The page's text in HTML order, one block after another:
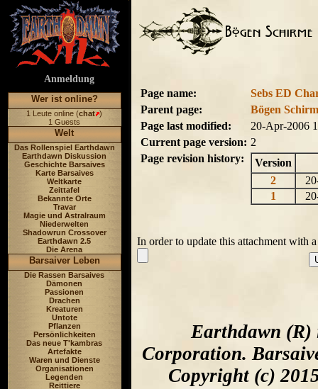
Anmeldung
Wer ist online?
1 Leute online (chat )
1 Guests
Welt
Das Rollenspiel Earthdawn
Earthdawn Diskussion
Geschichte Barsaives
Karte Barsaives
Weltkarte
Zeittafel
Bekannte Orte
Travar
Magie und Astralraum
Niederwelten
Shadowrun Crossover
Earthdawn 2.5
Die Arena
Barsaiver Leben
Die Rassen Barsaives
Dämonen
Passionen
Drachen
Kreaturen
Untote
Pflanzen
Persönlichkeiten
Das neue T'kambras
Artefakte
Waren und Dienste
Organisationen
Legenden
Reittiere
Page name:
Sebs ED
Parent page:
Bögen
Page last modified:
20-Apr-2006
Current page version: 2
Page revision history:
Version
2
1
In order to update this attachment
Earthdawn (R)
Corporation.
Copyright (c)